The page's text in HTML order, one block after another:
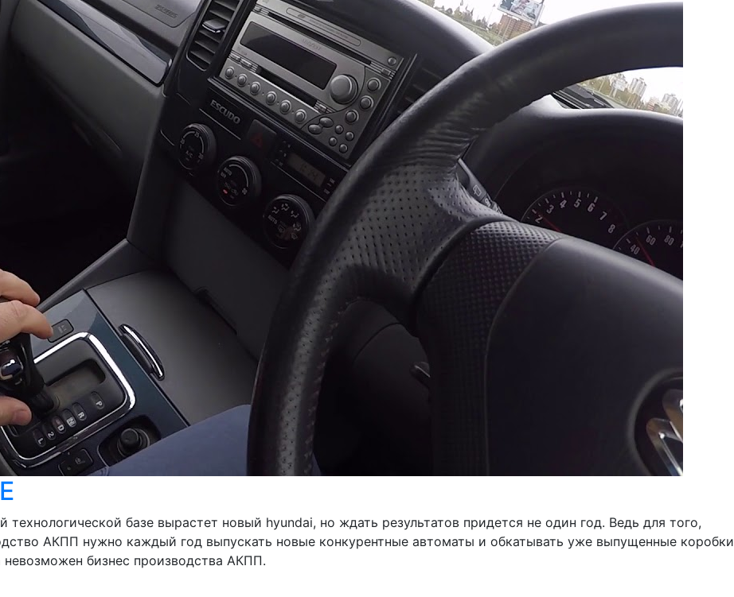
базе вырастет новый hyundai, но ждать результатов придется не один год. Ведь для того,
АКПП нужно каждый год выпускать новые конкурентные автоматы и обкатывать уже выпущенные коробки
бизнес производства АКПП.